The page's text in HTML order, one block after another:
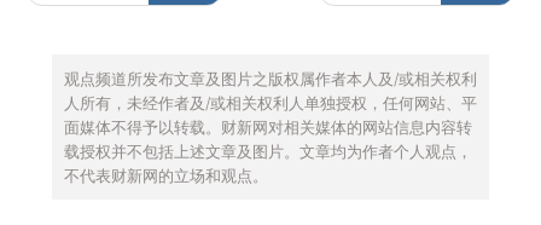
观点频道所发布文章及图片之版权属作者本人及/或相关权利
人所有，未经作者及/或相关权利人单独授权，任何网站、平
面媒体不得予以转载。财新网对相关媒体的网站信息内容转
载授权并不包括上述文章及图片。文章均为作者个人观点，
不代表财新网的立场和观点。